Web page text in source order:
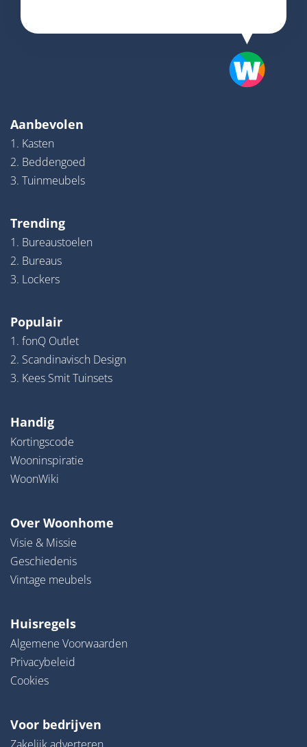
Aanbevolen
1. Kasten
2. Beddengoed
3. Tuinmeubels
Trending
1. Bureaustoelen
2. Bureaus
3. Lockers
Populair
1. fonQ Outlet
2. Scandinavisch Design
3. Kees Smit Tuinsets
Handig
Kortingscode
Wooninspiratie
WoonWiki
Over Woonhome
Visie & Missie
Geschiedenis
Vintage meubels
Huisregels
Algemene Voorwaarden
Privacybeleid
Cookies
Voor bedrijven